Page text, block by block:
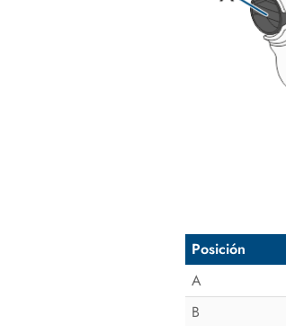
Posición
A
B